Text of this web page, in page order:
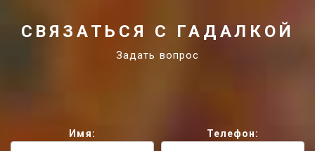
СВЯЗАТЬСЯ С ГАДАЛКОЙ
Задать вопрос
Имя: Телефон: